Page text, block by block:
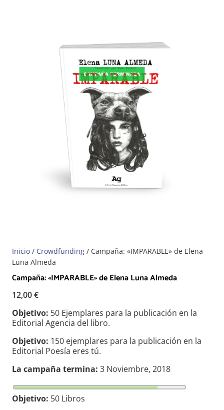
Inicio / Crowdfunding / Campaña: «IMPARABLE» de Elena
Luna Almeda
Campaña: «IMPARABLE» de Elena Luna Almeda
12,00€
Objetivo: 50 Ejemplares para la publicación en la
Editorial Agencia del libro.
Objetivo: 150 ejemplares para la publicación en la
Editorial Poesía eres tú.
La campaña termina: 3 Noviembre, 2018
Objetivo: 50 Libros